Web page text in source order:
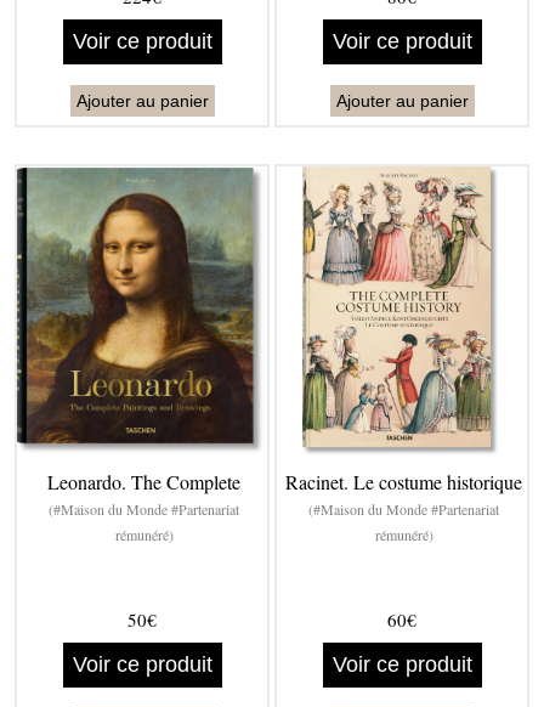
Voir ce produit
Ajouter au panier
Voir ce produit
Ajouter au panier
Leonardo. The Complete
(#Maison du Monde #Partenariat
rémunéré)
50€
Voir ce produit
Racinet. Le costume historique
(#Maison du Monde #Partenariat
rémunéré)
60€
Voir ce produit